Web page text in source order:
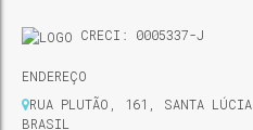
CRECI: 0005337-J
ENDEREÇO
RUA PLUTÃO
161 SANTA LÚCIA
BRASIL